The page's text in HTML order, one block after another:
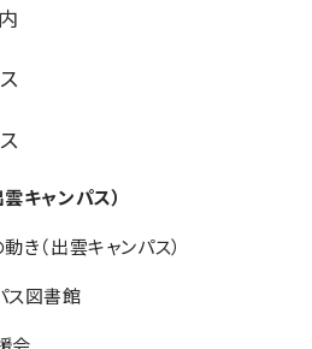
キャンパス）
き（出雲キャンパス）
ス図書館